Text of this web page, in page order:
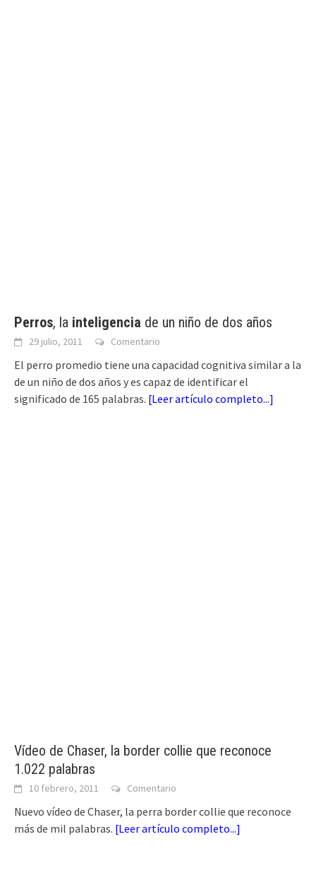
Perros, la inteligencia de un niño de dos años
29 julio, 2011 Comentario
El perro promedio tiene una capacidad cognitiva similar a la
de un niño de dos años y es capaz de identificar el
significado de 165 palabras. [Leer artículo completo...]
Vídeo de Chaser, la border collie que reconoce
1.022 palabras
10 febrero, 2011 Comentario
Nuevo vídeo de Chaser, la perra border collie que reconoce
más de mil palabras. [Leer artículo completo...]